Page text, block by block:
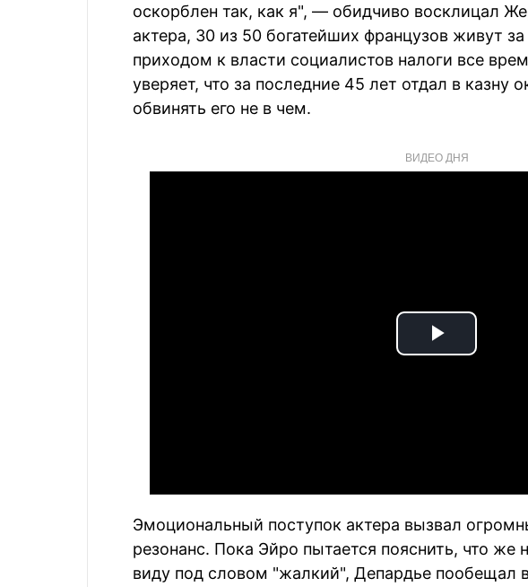
оскорблен так, как я", — обидчиво восклицал
актера, 30 из 50 богатейших французов живут
приходом к власти социалистов налоги все
уверяет, что за последние 45 лет отдал в казну
обвинять его не в чем.
ВИДЕО ДНЯ
Play
Эмоциональный поступок актера вызвал
резонанс. Пока Эйро пытается пояснить, что
виду под словом "жалкий", Депардье пообещал